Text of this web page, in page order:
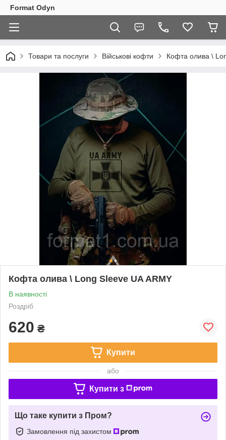
Format Odyn
Товари та послуги Військові кофти Кофта олива \
Кофта олива \ Long Sleeve UA ARMY
В наявності
Роздріб
620 ₴
Купити
або
Купити з
Що таке купити з Пром?
Замовлення під захистом